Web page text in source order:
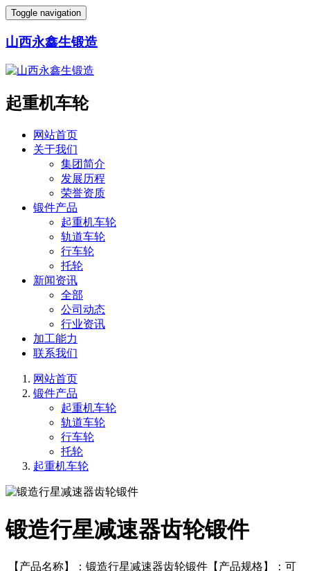
Toggle navigation
山西永鑫生锻造
起重机车轮
网站首页
关于我们
集团简介
发展历程
荣誉资质
锻件产品
起重机车轮
轨道车轮
行车轮
托轮
新闻资讯
全部
公司动态
行业资讯
加工能力
联系我们
网站首页
锻件产品
起重机车轮
轨道车轮
行车轮
托轮
起重机车轮
锻造行星减速器齿轮锻件
【产品名称】：锻造行星减速器齿轮锻件【产品规格】：可